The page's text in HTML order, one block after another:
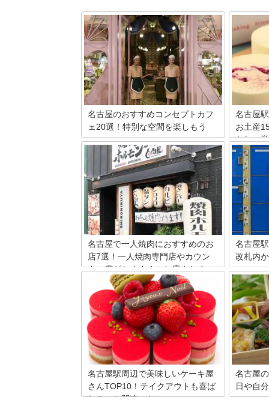
名古屋のおすすめコンセプトカフ
ェ20選！特別な空間を楽しもう
名古屋にいるなら栄や大須のコンセプト
カフェに行かない選択肢はありません！
メイドカフェに始まり女性向けのお店や
イベント満載のスポット、人気漫画をテ
ーマにした話題のコンカフェが大集合。
有名なOSU301ビルのコンセプトカフェ
詳細やおすすめポイントもご紹介しま
す。名古屋のコンセプトカフェでプチ旅
行気分！
名古屋
お土産
なしの
名古屋と
ツ、手羽
しいもの
メシをお
か？今
土産や
駅で買え
す。
名古屋で一人焼肉におすすめのお
店7選！一人焼肉専門店やカウン
ター席がおすすめのお店まとめ
東京から2時間ほどと近い「名古屋」に
は、一人焼肉専門店をはじめお一人様歓
迎のカウンター席を設置しているお店が
いくつもあります。これからはじめて一
人焼肉にチャレンジしてみたい人達のた
めに、名古屋でおすすめの人気店を7店
ご紹介します。
名古屋
改札内
名古屋駅
ですか？
遅い穴場
場所が見
コインロ
チパネル
す。手荷
て名古屋
放されま
名古屋駅周辺で美味しいケーキ屋
さんTOP10！テイクアウトも喜ば
れること間違いなし
名古屋
日や自